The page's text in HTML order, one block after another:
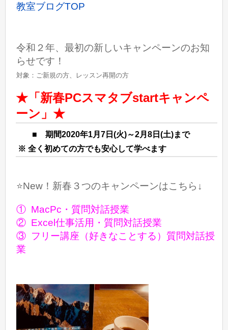
教室ブログTOP
令和２年、最初の新しいキャンペーンのお知
らせです！
対象：ご新規の方、レッスン再開の方
★「 新春PCスマタブstartキャンペ
ーン 」★
■ 期間2020年1月7日(火)～2月8日(土)まで
※ 全く初めての方でも安心して学べます
⭐️New！新春３つのキャンペーンはこちら↓
① MacPc・質問対話授業
② Excel仕事活用・質問対話授業
③ フリー講座（好きなことする）質問対話授
業